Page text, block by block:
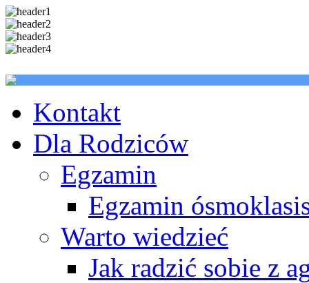
Kontakt
Dla Rodziców
Egzamin
Egzamin
Warto wiedzieć
Jak radzić sobie z